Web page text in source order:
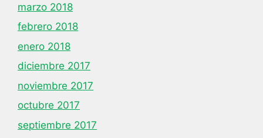
marzo 2018
febrero 2018
enero 2018
diciembre 2017
noviembre 2017
octubre 2017
septiembre 2017